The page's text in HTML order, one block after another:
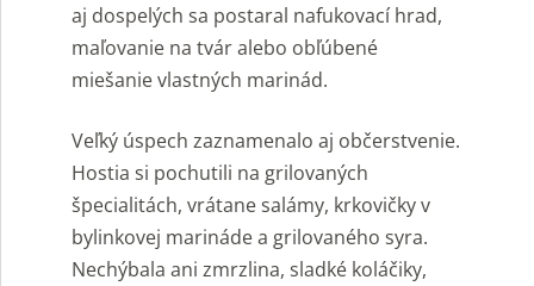
aj dospelých sa postaral nafukovací hrad,
maľovanie na tvár alebo obľúbené
miešanie vlastných marinád.
Veľký úspech zaznamenalo aj občerstvenie.
Hostia si pochutili na grilovaných
špecialitách, vrátane salámy, krkovičky v
bylinkovej marináde a grilovaného syra.
Nechýbala ani zmrzlina, sladké koláčiky,